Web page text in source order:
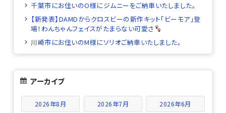
千葉市にお住いのO様にジムニーをご納車いたしました。
【新発表】DAMDからクロスビーの新作キット「ビーモア」登
場！わんちゃんフェイスがたまらない可愛さ
川崎市にお住いのM様にソリオご納車いたしました。
アーカイブ
2026年8月 2026年7月 2026年6月